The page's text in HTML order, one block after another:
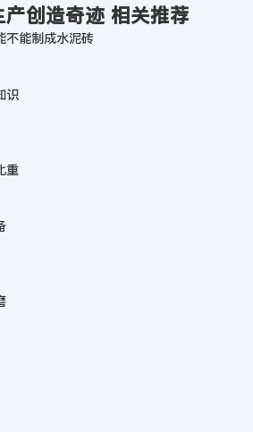
创造奇迹 相关推荐
不能制成水泥砖
识
重